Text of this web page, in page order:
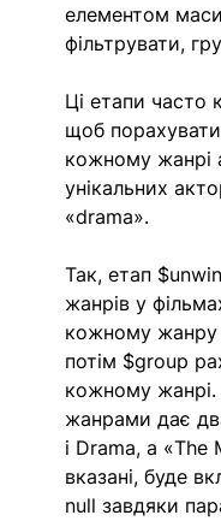
елементом
фільтрувати,
Ці етапи часто
щоб порахувати
кожному жанрі
унікальних
«drama».
Так, етап
жанрів у
кожному жанру
потім $group
кожному жанрі.
жанрами дає
і Drama, а
вказані, буде
null завдяки